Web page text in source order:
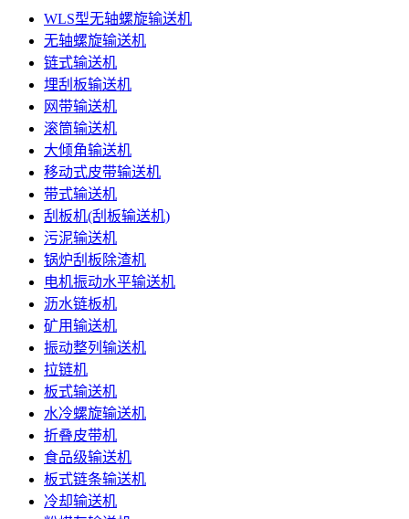
WLS型无轴螺旋输送机
无轴螺旋输送机
链式输送机
埋刮板输送机
网带输送机
滚筒输送机
大倾角输送机
移动式皮带输送机
带式输送机
刮板机(刮板输送机)
污泥输送机
锅炉刮板除渣机
电机振动水平输送机
沥水链板机
矿用输送机
振动整列输送机
拉链机
板式输送机
水冷螺旋输送机
折叠皮带机
食品级输送机
板式链条输送机
冷却输送机